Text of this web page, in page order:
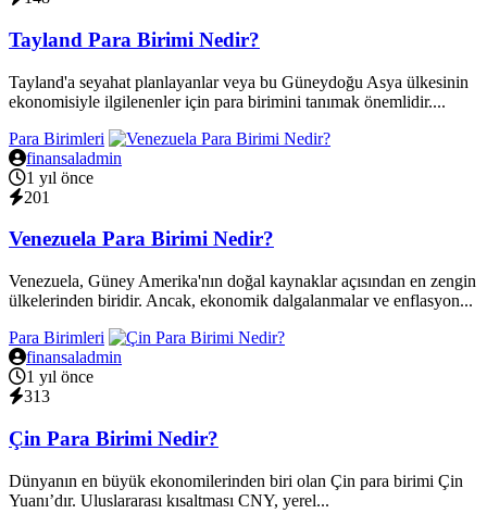
Tayland Para Birimi Nedir?
Tayland'a seyahat planlayanlar veya bu Güneydoğu Asya ülkesinin
ekonomisiyle ilgilenenler için para birimini tanımak önemlidir....
Para Birimleri
finansaladmin
1 yıl önce
201
Venezuela Para Birimi Nedir?
Venezuela, Güney Amerika'nın doğal kaynaklar açısından en zengin
ülkelerinden biridir. Ancak, ekonomik dalgalanmalar ve enflasyon...
Para Birimleri
finansaladmin
1 yıl önce
313
Çin Para Birimi Nedir?
Dünyanın en büyük ekonomilerinden biri olan Çin para birimi Çin
Yuanı’dır. Uluslararası kısaltması CNY, yerel...